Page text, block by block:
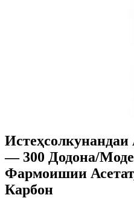
— 300 Додона/
Фармоишии
Карбон